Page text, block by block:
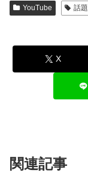
YouTube 話題
X
関連記事